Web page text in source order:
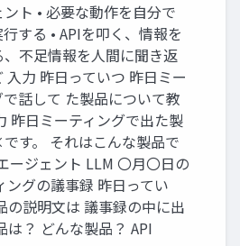
ト • 必要な動作を自分で
する • APIを叩く、情報を
不足情報を人間に聞き返
入力 昨日っていつ 昨日ミー
話して た製品について教
昨日ミーティングで出た製
す。 それはこんな製品で
ージェント LLM 〇月〇日の
ングの議事録 昨日ってい
の説明文は 議事録の中に出
は？ どんな製品？ API